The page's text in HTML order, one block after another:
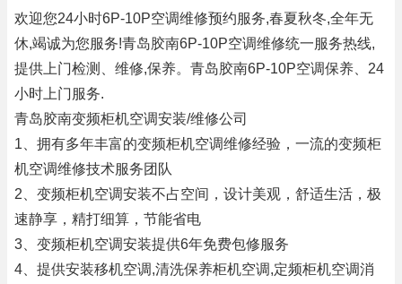
欢迎您24小时6P-10P空调维修预约服务,春夏秋冬,全年无
休,竭诚为您服务!青岛胶南6P-10P空调维修统一服务热线,
提供上门检测、维修,保养。青岛胶南6P-10P空调保养、24
小时上门服务.
青岛胶南变频柜机空调安装/维修公司
1、拥有多年丰富的变频柜机空调维修经验，一流的变频柜
机空调维修技术服务团队
2、变频柜机空调安装不占空间，设计美观，舒适生活，极
速静享，精打细算，节能省电
3、变频柜机空调安装提供6年免费包修服务
4、提供安装移机空调,清洗保养柜机空调,定频柜机空调消